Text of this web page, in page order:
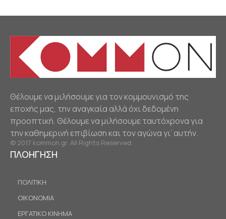
Θέλουμε να μιλήσουμε για τον κομμουνισμό της
εποχής μας, την αναγκαία αλλά όχι δεδομένη
προοπτική. Θέλουμε να μιλήσουμε ταυτόχρονα για
την καθημερινή επιβίωση και τον αγώνα γι’ αυτήν.
© 2017 kommon.gr. All Rights Reserved.
ΠΛΟΗΓΗΣΗ
ΠΟΛΙΤΙΚΗ
ΟΙΚΟΝΟΜΙΑ
ΕΡΓΑΤΙΚΟ ΚΙΝΗΜΑ